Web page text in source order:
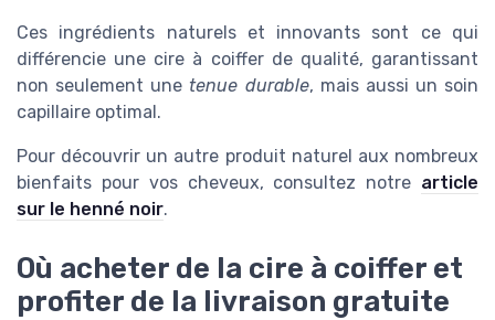
Ces ingrédients naturels et innovants sont ce qui
différencie une cire à coiffer de qualité, garantissant
non seulement une tenue durable, mais aussi un soin
capillaire optimal.
Pour découvrir un autre produit naturel aux nombreux
bienfaits pour vos cheveux, consultez notre article
sur le henné noir.
Où acheter de la cire à coiffer et
profiter de la livraison gratuite